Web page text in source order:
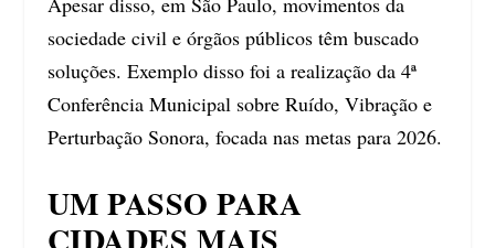
sociedade civil e órgãos públicos têm buscado
soluções. Exemplo disso foi a realização da 4ª
Conferência Municipal sobre Ruído, Vibração e
Perturbação Sonora, focada nas metas para 2026.
UM PASSO PARA